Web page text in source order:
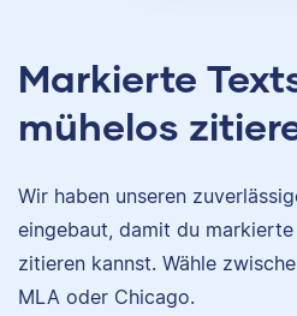
Markierte
mühelos
Wir haben unseren
eingebaut, damit du
zitieren kannst. Wähle
MLA oder Chicago.